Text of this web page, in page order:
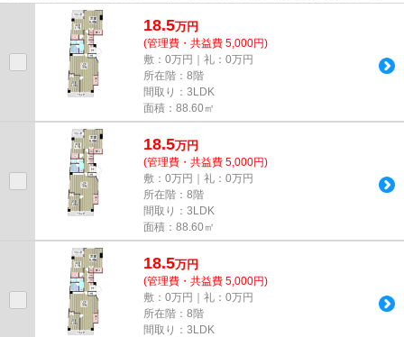
しております！最新の情報は...
18.5万円
(管理費・共益費 5,000円)
敷：0万円｜礼：0万円
所在階：8階
間取り：3LDK
面積：88.60㎡
18.5万円
(管理費・共益費 5,000円)
敷：0万円｜礼：0万円
所在階：8階
間取り：3LDK
面積：88.60㎡
18.5万円
(管理費・共益費 5,000円)
敷：0万円｜礼：0万円
所在階：8階
間取り：3LDK